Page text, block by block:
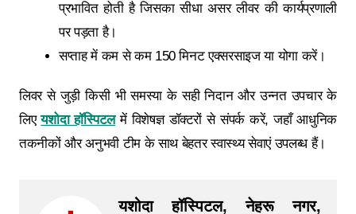
प्रभावित होती है जिसका सीधा असर लीवर की कार्यप्रणाली
पर पड़ता है।
सप्ताह में कम से कम 150 मिनट एक्सरसाइज या योगा करें।
लिवर से जुड़ी किसी भी समस्या के सही निदान और उन्नत उपचार के
लिएयशोदा हॉस्पिटलमें विशेषज्ञ डॉक्टरों से संपर्क करें, जहाँ आधुनिक
तकनीकों और अनुभवी टीम के साथ बेहतर स्वास्थ्य सेवाएं उपलब्ध हैं।
यशोदा हॉस्पिटल, नेहरू नगर,